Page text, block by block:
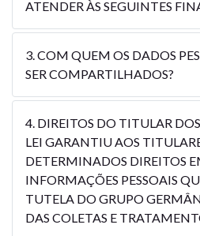
ATENDER ÀS SEGUINTES
3. COM QUEM OS DADOS
SER COMPARTILHADOS?
4. DIREITOS DO TITULAR
LEI GARANTIU AOS
DETERMINADOS DIREITOS
INFORMAÇÕES PESSOAIS
TUTELA DO GRUPO
DAS COLETAS E